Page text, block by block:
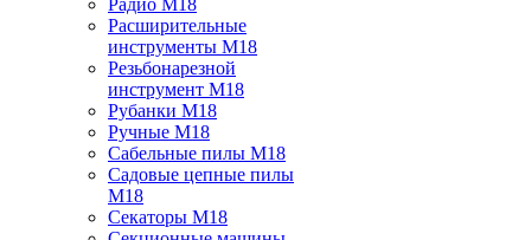
Радио M18
Расширительные
инструменты M18
Резьбонарезной
инструмент M18
Рубанки M18
Ручные M18
Сабельные пилы M18
Садовые цепные пилы
M18
Секаторы M18